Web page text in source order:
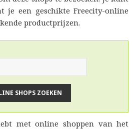
een geschikte Freecity-online
productprijzen.
met online shoppen van het